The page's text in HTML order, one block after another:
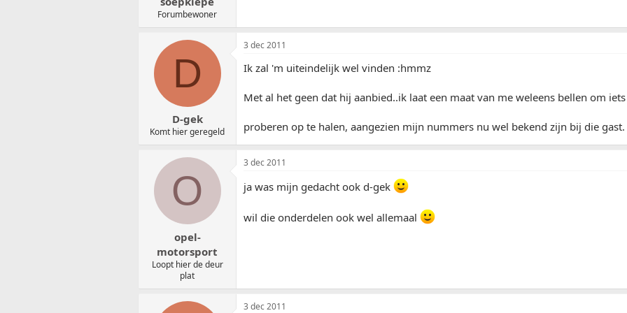
Forumbewoner
D
D-gek
Komt hier geregeld
3 dec 2011
Ik zal 'm uiteindelijk wel vinden :hmmz
Met al het geen dat hij aanbied..ik laat een maat van me weleens bellen om iets
proberen op te halen, aangezien mijn nummers nu wel bekend zijn bij die gast.
O
opel-
motorsport
Loopt hier de deur
plat
3 dec 2011
ja was mijn gedacht ook d-gek
wil die onderdelen ook wel allemaal
3 dec 2011